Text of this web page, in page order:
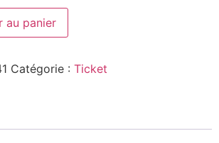
au panier
Catégorie : Ticket